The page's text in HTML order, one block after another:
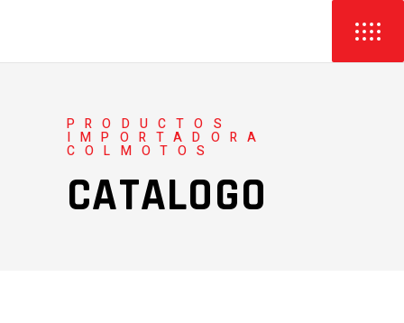
PRODUCTOS
IMPORTADORA
COLMOTOS
CATALOGO